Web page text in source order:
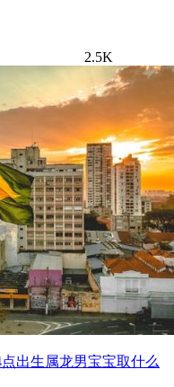
2.5K
出生属龙男宝宝取什么